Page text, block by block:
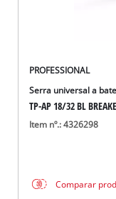
PROFESSIONAL
Serra universal a
TP-AP 18/32 BL
Item nº.: 4326298
Comparar